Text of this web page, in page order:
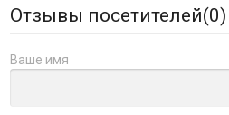
Отзывы посетителей(0)
Ваше имя